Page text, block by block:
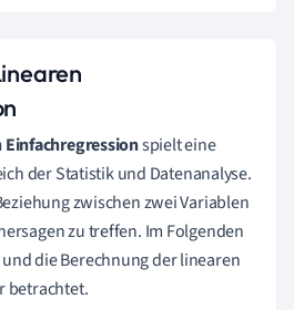
Einfachregressionspielt eine
der Statistik und Datenanalyse.
zwischen zwei Variablen
zu treffen. Im Folgenden
die Berechnung der linearen
betrachtet.